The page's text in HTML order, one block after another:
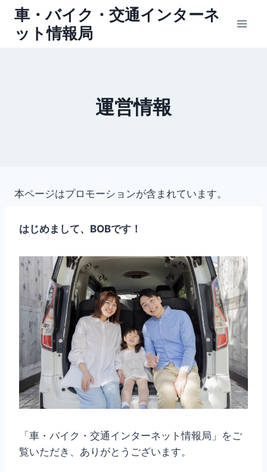
車・バイク・交通インターネ
ット情報局
運営情報
本ページはプロモーションが含まれています。
はじめまして、BOBです！
「車・バイク・交通インターネット情報局」をご
覧いただき、ありがとうございます。